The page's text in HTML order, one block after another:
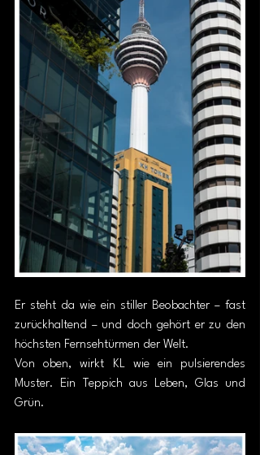
Er steht da wie ein stiller Beobachter – fast
zurückhaltend – und doch gehört er zu den
höchsten Fernsehtürmen der Welt.
Von oben, wirkt KL wie ein pulsierendes
Muster. Ein Teppich aus Leben, Glas und
Grün.